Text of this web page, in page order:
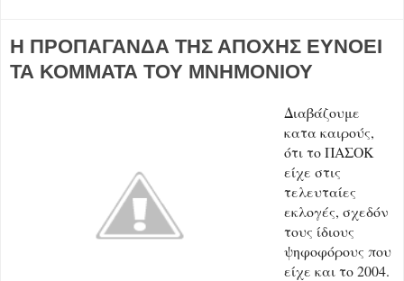
Η ΠΡΟΠΑΓΑΝΔΑ ΤΗΣ ΑΠΟΧΗΣ ΕΥΝΟΕΙ
ΤΑ ΚΟΜΜΑΤΑ ΤΟΥ ΜΝΗΜΟΝΙΟΥ
Διαβάζουμε
κατα καιρούς,
ότι το ΠΑΣΟΚ
είχε στις
τελευταίες
εκλογές, σχεδόν
τους ίδιους
ψηφοφόρους που
είχε και το 2004.